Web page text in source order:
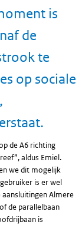
is
de
te
op sociale
de A6 richting
aldus Emiel.
we dit mogelijk
is er wel
Almere
de parallelbaan
is